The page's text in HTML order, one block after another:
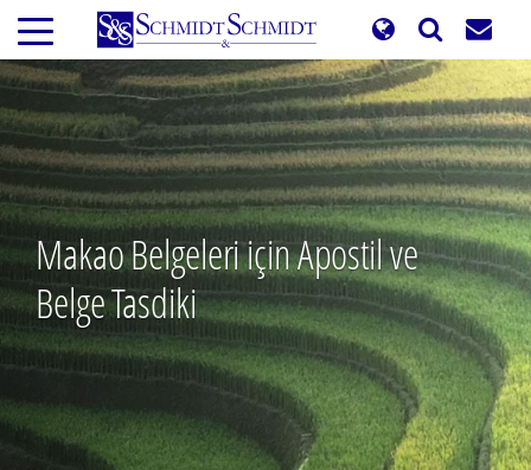
Ana
içeriğe
atla
Makao Belgeleri için Apostil ve
Belge Tasdiki